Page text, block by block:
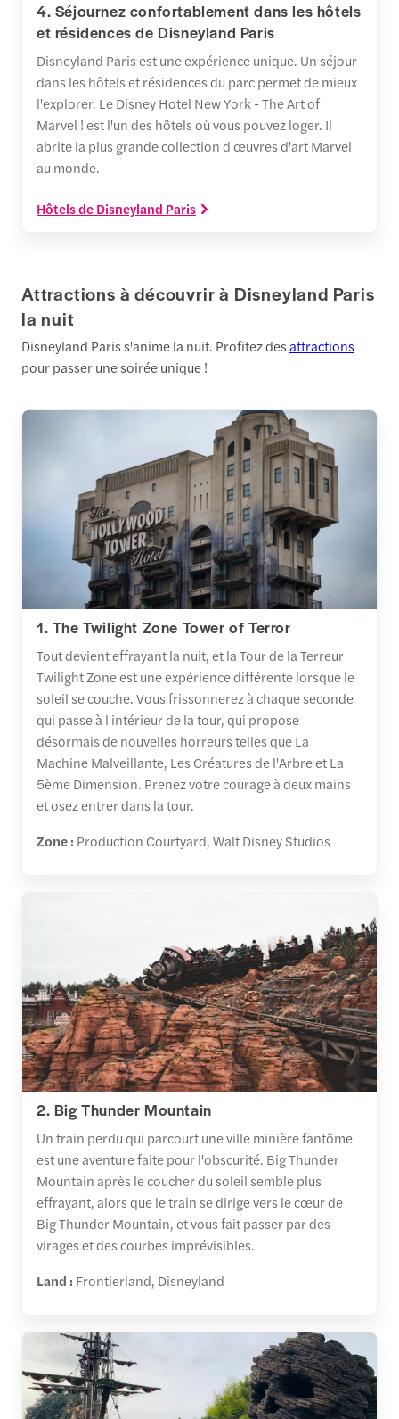
4. Séjournez confortablement dans les hôtels
et résidences de Disneyland Paris
Disneyland Paris est une expérience unique. Un séjour
dans les hôtels et résidences du parc permet de mieux
l'explorer. Le Disney Hotel New York - The Art of
Marvel ! est l'un des hôtels où vous pouvez loger. Il
abrite la plus grande collection d'œuvres d'art Marvel
au monde.
Hôtels de Disneyland Paris
Attractions à découvrir à Disneyland Paris
la nuit
Disneyland Paris s'anime la nuit. Profitez desattractions
pour passer une soirée unique !
1. The Twilight Zone Tower of Terror
Tout devient effrayant la nuit, et la Tour de la Terreur
Twilight Zone est une expérience différente lorsque le
soleil se couche. Vous frissonnerez à chaque seconde
qui passe à l'intérieur de la tour, qui propose
désormais de nouvelles horreurs telles que La
Machine Malveillante, Les Créatures de l'Arbre et La
5ème Dimension. Prenez votre courage à deux mains
et osez entrer dans la tour.
Zone : Production Courtyard, Walt Disney Studios
2. Big Thunder Mountain
Un train perdu qui parcourt une ville minière fantôme
est une aventure faite pour l'obscurité. Big Thunder
Mountain après le coucher du soleil semble plus
effrayant, alors que le train se dirige vers le cœur de
Big Thunder Mountain, et vous fait passer par des
virages et des courbes imprévisibles.
Land : Frontierland, Disneyland